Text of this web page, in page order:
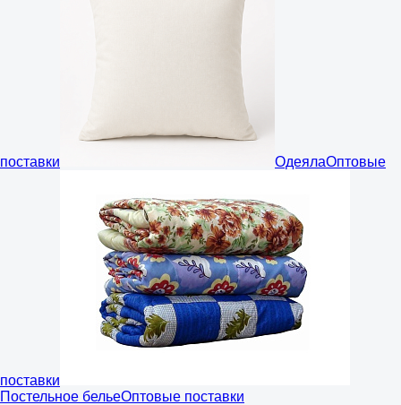
поставки ОдеялаОптовые
поставки
Постельное бельеОптовые поставки